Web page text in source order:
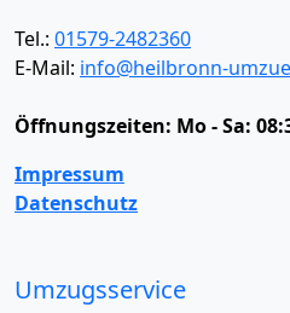
Tel.: 01579-2482360
E-Mail: info@heilbronn-
Öffnungszeiten: Mo - Sa:
Impressum
Datenschutz
Umzugsservice